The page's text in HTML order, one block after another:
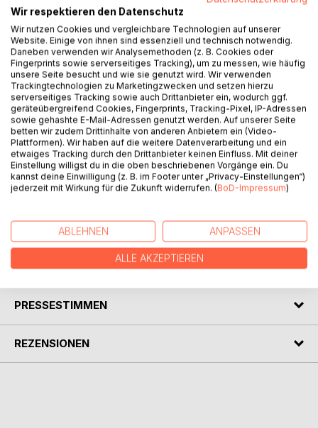
40 Jahre lang steckte sie Tausende mit ihrer Begeisterung
für Geschichte an, bildete im Institut Bavaricum und im
angeschlossenen Förderclub Interessierte zu Expertinnen
und Experten für die Stadt-­ und Landesgeschichte aus und
gewann die Anerkennung von Fachleuten und Institutionen.
Dabei regte sie zu einer aktiven und kritischen
Auseinandersetzung mit Geschichte an und trug mit ihren
beharrlichen Nachfragen zur Korrektur falscher historischer
Darstellungen bei.
Unterhaltsam erzählt die Biografie, wie es die 1931 im
Sudetenland geborene Elfi Zuber in ihre Wahlheimat
München verschlug, wo sie die private Bildungsstätte ins
Leben rief, und lässt die Geschichte des weit über die
Grenzen Münchens hinaus bekannten Instituts Bavaricum
tatkräftigen Frau noch einmal lebendig werden.
AUTOR/IN
PRESSESTIMMEN
REZENSIONEN
Wir respektieren den Datenschutz
Wir nutzen Cookies und vergleichbare Technologien auf unserer
Website. Einige von ihnen sind essenziell und technisch notwendig.
Daneben verwenden wir Analysemethoden (z. B. Cookies oder
Fingerprints sowie serverseitiges Tracking), um zu messen, wie häufig
unsere Seite besucht und wie sie genutzt wird. Wir verwenden
Trackingtechnologien zu Marketingzwecken und setzen hierzu
serverseitiges Tracking sowie auch Drittanbieter ein, wodurch ggf.
geräteübergreifend Cookies, Fingerprints, Tracking-Pixel, IP-Adressen
sowie gehashte E-Mail-Adressen genutzt werden. Auf unserer Seite
betten wir zudem Drittinhalte von anderen Anbietern ein (Video-
Plattformen). Wir haben auf die weitere Datenverarbeitung und ein
etwaiges Tracking durch den Drittanbieter keinen Einfluss. Mit deiner
Einstellung willigst du in die oben beschriebenen Vorgänge ein. Du
kannst deine Einwilligung (z. B. im Footer unter „Privacy-Einstellungen“)
jederzeit mit Wirkung für die Zukunft widerrufen. (BoD-Impressum)
ABLEHNEN ANPASSEN
ALLE AKZEPTIEREN